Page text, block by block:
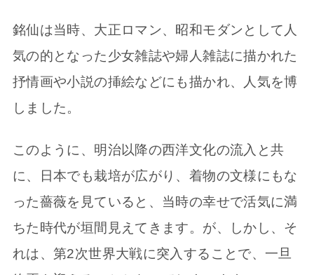
銘仙は当時、大正ロマン、昭和モダンとして人
気の的となった少女雑誌や婦人雑誌に描かれた
抒情画や小説の挿絵などにも描かれ、人気を博
しました。
このように、明治以降の西洋文化の流入と共
に、日本でも栽培が広がり、着物の文様にもな
った薔薇を見ていると、当時の幸せで活気に満
ちた時代が垣間見えてきます。が、しかし、そ
れは、第2次世界大戦に突入することで、一旦